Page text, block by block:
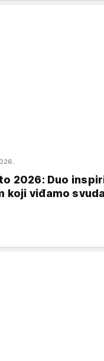
2026: Duo
koji viđamo